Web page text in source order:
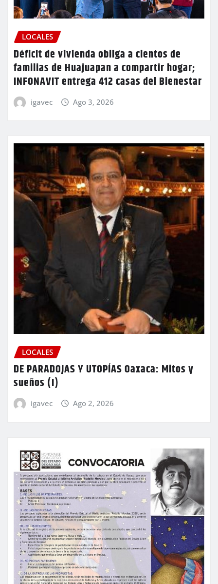
LOCALES
Déficit de vivienda obliga a cientos de
familias de Huajuapan a compartir hogar;
INFONAVIT entrega 412 casas del Bienestar
igavec Ago 3, 2026
LOCALES
DE PARADOJAS Y UTOPÍAS Oaxaca: Mitos y
sueños (I)
igavec Ago 2, 2026